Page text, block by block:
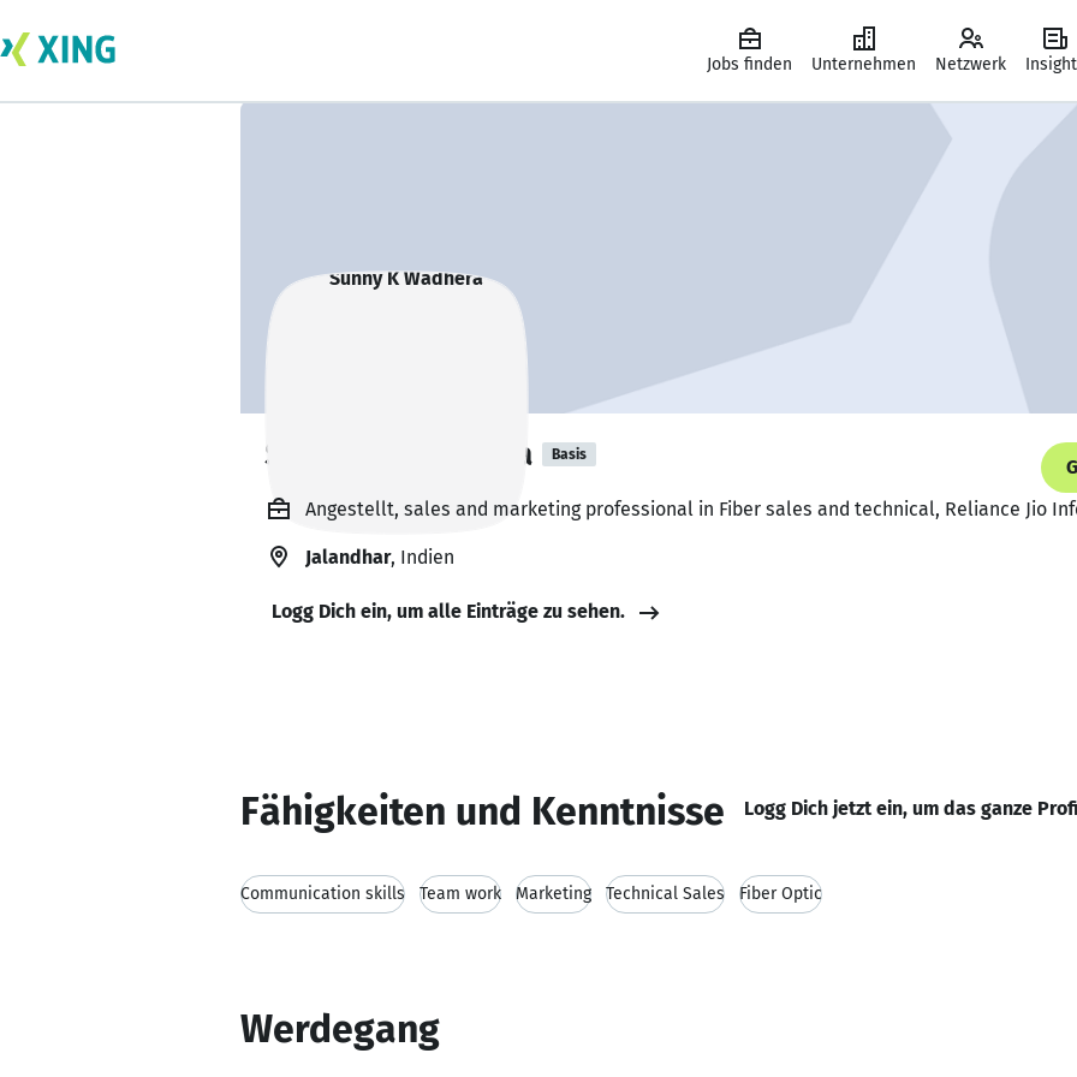
Jobs finden Unternehmen Netzwerk
Sunny K Wadhera Basis
Angestellt, sales and marketing professional in Fiber sales and technical, Reliance Jio
Jalandhar, Indien
Logg Dich ein, um alle Einträge zu sehen.
Fähigkeiten und Kenntnisse Logg Dich jetzt ein, um das ganze
Communication skills Team work Marketing Technical Sales Fiber Optic
Werdegang